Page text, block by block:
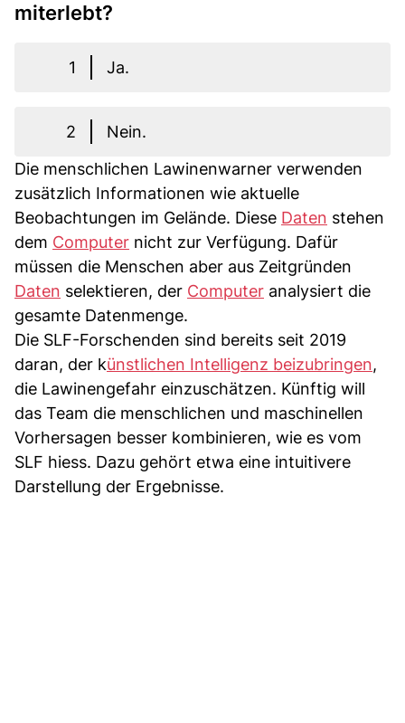
miterlebt?
1 Ja.
2
Nein.
Die menschlichen Lawinenwarner verwenden
zusätzlich Informationen wie aktuelle
Beobachtungen im Gelände. Diese Daten stehen
dem Computer nicht zur Verfügung. Dafür
müssen die Menschen aber aus Zeitgründen
Daten selektieren, der Computer analysiert die
gesamte Datenmenge.
Die SLF-Forschenden sind bereits seit 2019
daran, der künstlichen Intelligenz beizubringen,
die Lawinengefahr einzuschätzen. Künftig will
das Team die menschlichen und maschinellen
Vorhersagen besser kombinieren, wie es vom
SLF hiess. Dazu gehört etwa eine intuitivere
Darstellung der Ergebnisse.